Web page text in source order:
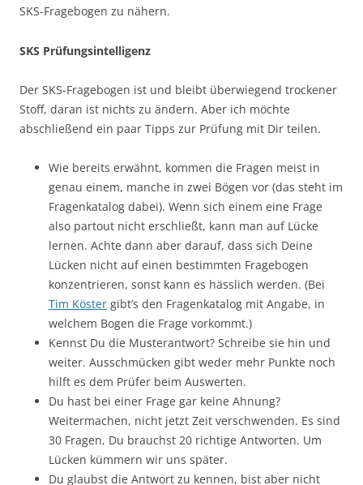
SKS-Fragebogen zu nähern.
SKS Prüfungsintelligenz
Der SKS-Fragebogen ist und bleibt überwiegend trockener
Stoff, daran ist nichts zu ändern. Aber ich möchte
abschließend ein paar Tipps zur Prüfung mit Dir teilen.
Wie bereits erwähnt, kommen die Fragen meist in
genau einem, manche in zwei Bögen vor (das steht im
Fragenkatalog dabei). Wenn sich einem eine Frage
also partout nicht erschließt, kann man auf Lücke
lernen. Achte dann aber darauf, dass sich Deine
Lücken nicht auf einen bestimmten Fragebogen
konzentrieren, sonst kann es hässlich werden. (Bei
Tim Köster gibt’s den Fragenkatalog mit Angabe, in
welchem Bogen die Frage vorkommt.)
Kennst Du die Musterantwort? Schreibe sie hin und
weiter. Ausschmücken gibt weder mehr Punkte noch
hilft es dem Prüfer beim Auswerten.
Du hast bei einer Frage gar keine Ahnung?
Weitermachen, nicht jetzt Zeit verschwenden. Es sind
30 Fragen, Du brauchst 20 richtige Antworten. Um
Lücken kümmern wir uns später.
Du glaubst die Antwort zu kennen, bist aber nicht